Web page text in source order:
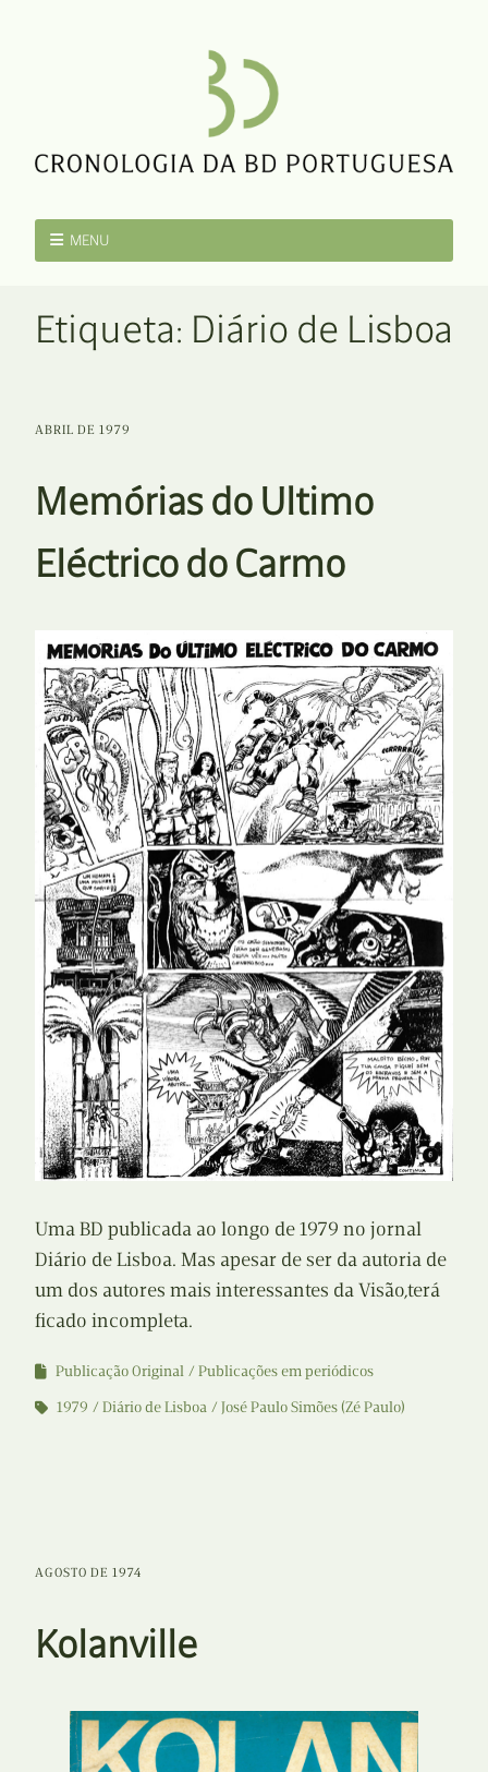
MENU
Etiqueta: Diário de Lisboa
ABRIL DE 1979
Memórias do Ultimo
Eléctrico do Carmo
Uma BD publicada ao longo de 1979 no jornal
Diário de Lisboa. Mas apesar de ser da autoria de
um dos autores mais interessantes da Visão,terá
ficado incompleta.
Publicação Original
Publicações em periódicos
1979
Diário de Lisboa José Paulo Simões (Zé Paulo)
AGOSTO DE 1974
Kolanville